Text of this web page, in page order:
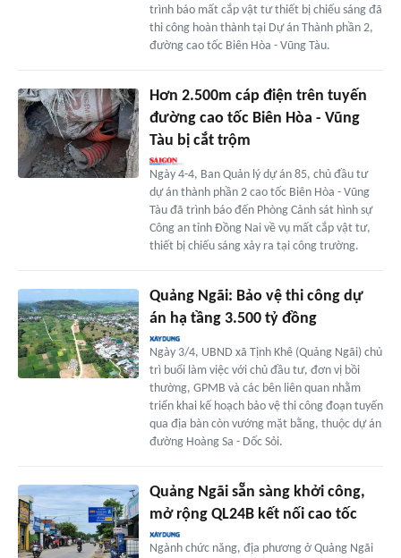
trình báo mất cắp vật tư thiết bị chiếu sáng đã
thi công hoàn thành tại Dự án Thành phần 2,
đường cao tốc Biên Hòa - Vũng Tàu.
Hơn 2.500m cáp điện trên tuyến
đường cao tốc Biên Hòa - Vũng
Tàu bị cắt trộm
Ngày 4-4, Ban Quản lý dự án 85, chủ đầu tư
dự án thành phần 2 cao tốc Biên Hòa - Vũng
Tàu đã trình báo đến Phòng Cảnh sát hình sự
Công an tỉnh Đồng Nai về vụ mất cắp vật tư,
thiết bị chiếu sáng xảy ra tại công trường.
Quảng Ngãi: Bảo vệ thi công dự
án hạ tầng 3.500 tỷ đồng
Ngày 3/4, UBND xã Tịnh Khê (Quảng Ngãi) chủ
trì buổi làm việc với chủ đầu tư, đơn vị bồi
thường, GPMB và các bên liên quan nhằm
triển khai kế hoạch bảo vệ thi công đoạn tuyến
qua địa bàn còn vướng mặt bằng, thuộc dự án
đường Hoàng Sa - Dốc Sỏi.
Quảng Ngãi sẵn sàng khởi công,
mở rộng QL24B kết nối cao tốc
Ngành chức năng, địa phương ở Quảng Ngãi